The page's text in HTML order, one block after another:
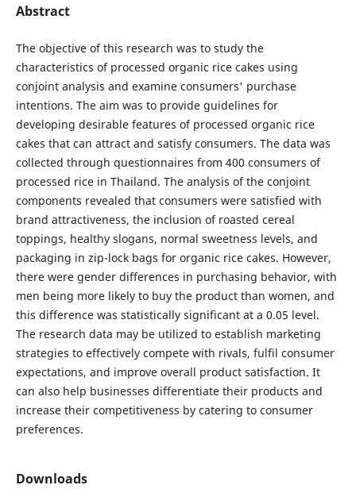
Abstract
The objective of this research was to study the
characteristics of processed organic rice cakes using
conjoint analysis and examine consumers' purchase
intentions. The aim was to provide guidelines for
developing desirable features of processed organic rice
cakes that can attract and satisfy consumers. The data was
collected through questionnaires from 400 consumers of
processed rice in Thailand. The analysis of the conjoint
components revealed that consumers were satisfied with
brand attractiveness, the inclusion of roasted cereal
toppings, healthy slogans, normal sweetness levels, and
packaging in zip-lock bags for organic rice cakes. However,
there were gender differences in purchasing behavior, with
men being more likely to buy the product than women, and
this difference was statistically significant at a 0.05 level.
The research data may be utilized to establish marketing
strategies to effectively compete with rivals, fulfil consumer
expectations, and improve overall product satisfaction. It
can also help businesses differentiate their products and
increase their competitiveness by catering to consumer
preferences.
Downloads